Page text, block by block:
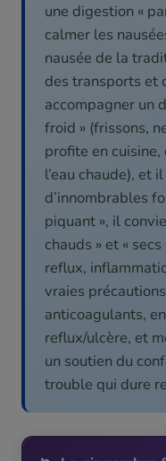
une digestion «
calmer les
nausée de la
des transports et
accompagner un
froid » (frissons,
profite en cuisine,
l’eau chaude), et
d’innombrables
piquant », il
chauds » et «
reflux,
vraies
anticoagulants,
reflux/ulcère, et
un soutien du
trouble qui dure